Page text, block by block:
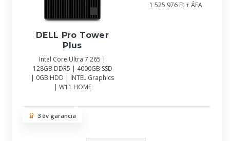
DELL Pro Tower
Plus
Intel Core Ultra 7 265 |
128GB DDR5 | 4000GB SSD
| 0GB HDD | INTEL Graphics
| W11 HOME
1 525 976 Ft + ÁFA
3 év garancia